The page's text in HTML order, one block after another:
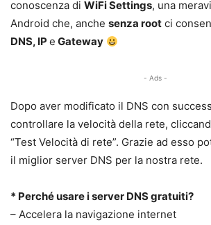
conoscenza di WiFi Settings, una
Android che, anche senza root ci
DNS, IP e Gateway
- Ads -
Dopo aver modificato il DNS con
controllare la velocità della rete,
“Test Velocità di rete”. Grazie ad esso
il miglior server DNS per la nostra rete.
* Perché usare i server DNS gratuiti?
– Accelera la navigazione internet